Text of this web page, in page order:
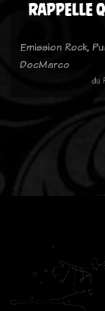
rappelle
Emission Rock,
DocMarco
du